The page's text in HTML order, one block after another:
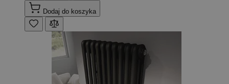
Dodaj do koszyka